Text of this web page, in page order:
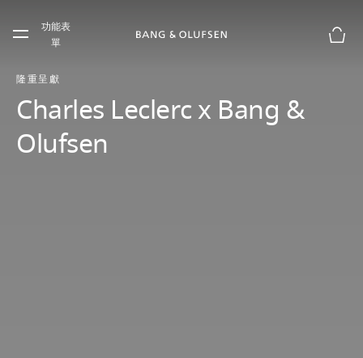
Skip to main footer
功能表
單
隆重呈獻
Charles Leclerc x Bang &
Olufsen